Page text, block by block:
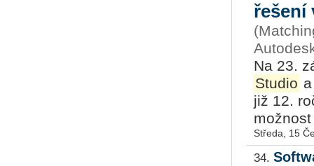
řešení
Na 23.
Studio
již 12.
Středa, 15
34.